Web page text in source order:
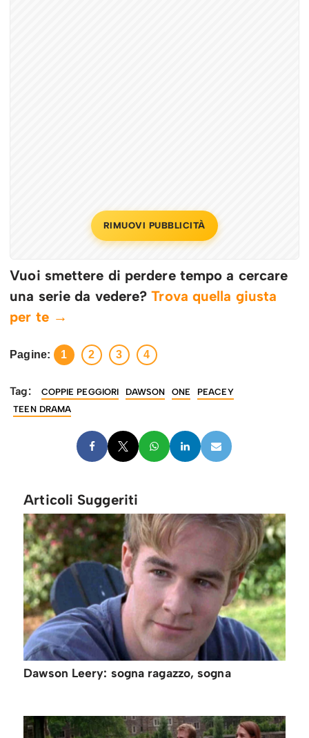
RIMUOVI PUBBLICITÀ
Vuoi smettere di perdere tempo a cercare
una serie da vedere?Trova quella giusta
per te →
Pagine: 1 2 3 4
Tag: COPPIE PEGGIORI DAWSON ONE
PEACEY
TEEN DRAMA
Articoli Suggeriti
Dawson Leery: sogna ragazzo, sogna